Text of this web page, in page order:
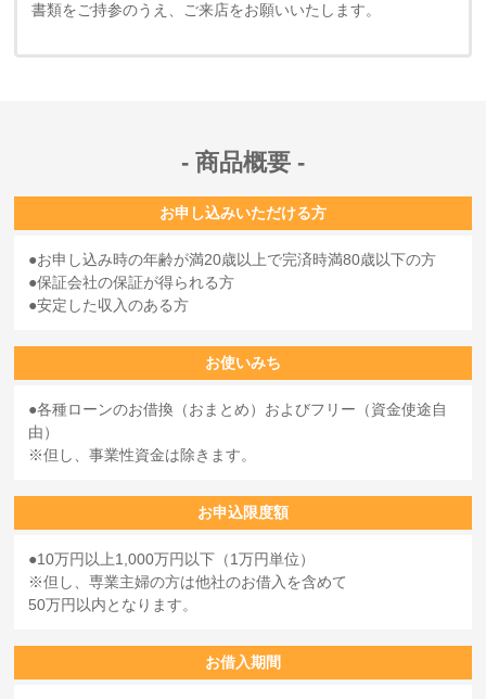
書類をご持参のうえ、ご来店をお願いいたします。
商品概要
お申し込みいただける方
お申し込み時の年齢が満20歳以上で完済時満80歳以下の方
保証会社の保証が得られる方
安定した収入のある方
お使いみち
各種ローンのお借換（おまとめ）およびフリー（資金使途自
由）
但し、事業性資金は除きます。
お申込限度額
10万円以上1,000万円以下（1万円単位）
但し、専業主婦の方は他社のお借入を含めて
50万円以内となります。
お借入期間